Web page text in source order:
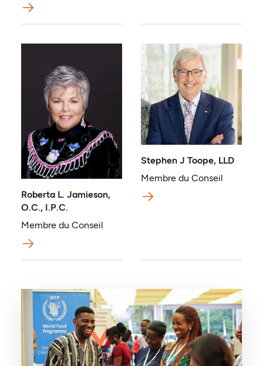
Roberta L. Jamieson,
O.C., I.P.C.
Membre du Conseil
Stephen J Toope, LLD
Membre du Conseil